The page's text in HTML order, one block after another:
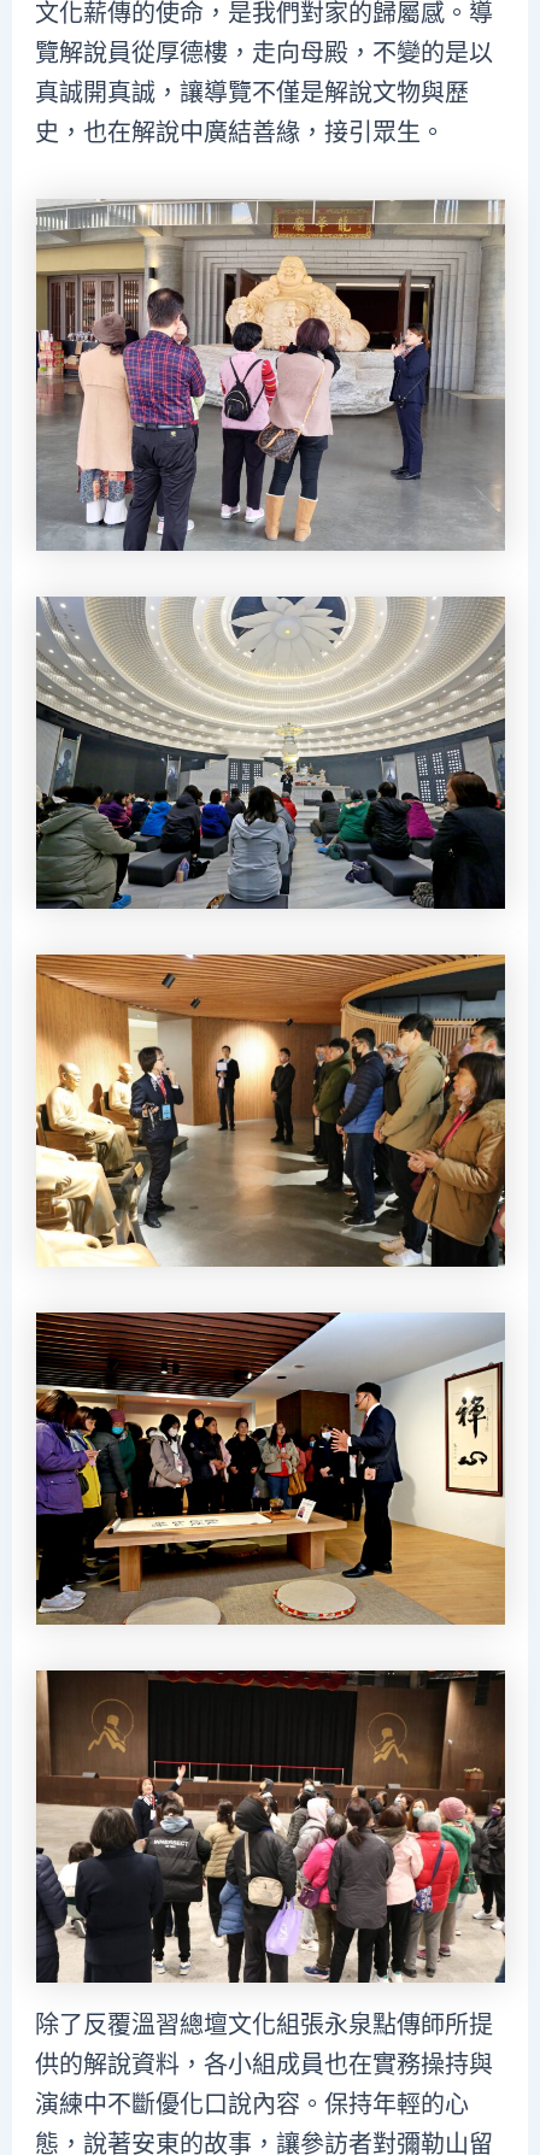
文化薪傳的使命，是我們對家的歸屬感。導
覽解說員從厚德樓，走向母殿，不變的是以
真誠開真誠，讓導覽不僅是解說文物與歷
史，也在解說中廣結善緣，接引眾生。
除了反覆溫習總壇文化組張永泉點傳師所提
供的解說資料，各小組成員也在實務操持與
演練中不斷優化口說內容。保持年輕的心
態，說著安東的故事，讓參訪者對彌勒山留